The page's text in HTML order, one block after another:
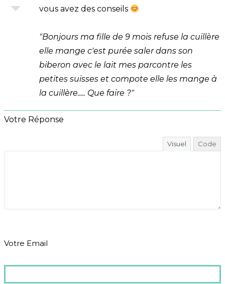
vous avez des conseils
"Bonjours ma fille de 9 mois refuse la cuillère
elle mange c'est purée saler dans son
biberon avec le lait mes parcontre les
petites suisses et compote elle les mange à
la cuillère..... Que faire ?"
Votre Réponse
Visuel Code
Votre Email